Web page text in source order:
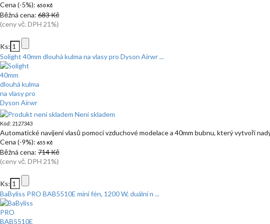
Cena (-5%): 650 Kč
Běžná cena: 683 Kč
(ceny vč. DPH 21%)
Ks:
Solight 40mm dlouhá kulma na vlasy pro Dyson Airwr ...
Není skladem
Kód: 2127343
Automatické navíjení vlasů pomocí vzduchové modelace a 40mm bubnu, který vytvoří
Cena (-9%): 655 Kč
Běžná cena: 714 Kč
(ceny vč. DPH 21%)
Ks:
BaByliss PRO BAB5510E mini fén, 1200 W, duální n ...